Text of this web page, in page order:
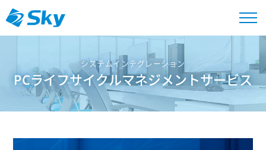
システムインテグレーション
PCライフサイクルマネジメントサービス